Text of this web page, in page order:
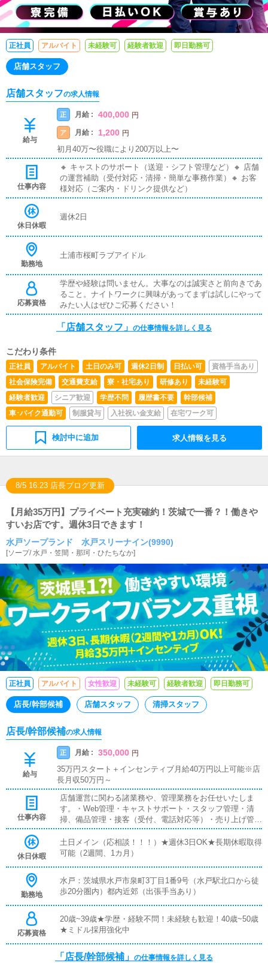
正社員 アルバイト 未経験可 経験者歓迎 即日勤務可
店舗スタッフ
店舗スタッフの求人情報
給与
正 月給 : 400,000 円
ア 月給 : 1,200 円
初月40万〜役職により200万以上〜
仕事内容
🔸 キャストのサポート（送迎・シフト管理など）🔸 店舗
の運営補助（受付対応・清掃・簡単な事務作業）🔸 お客
様対応（ご案内・ドリンク提供など）
休日休暇
週休2日
勤務地
土浦市桜町ラブアイドル
応募資格
学歴や経験は問いません。大事なのは誠実さと前向きであ
ること。ナイトワークに興味があってまずは試しにやって
みたい人はぜひご応募ください！
「店舗スタッフ」 の仕事情報を詳しく見る
こだわり条件
正社員 アルバイト 土日のみ可 週休2日制 日払い可
資格手当あり
社会保険完備
交通費支給 寮・社宅あり 研修あり
未経験可
経験者歓迎
シニア歓迎 学歴不問 履歴書不要
幹部候補
車･バイク通勤可
制服貸与 入社祝い金支給 在宅ワーク可
検討中に追加 求人情報を見る
8/5 16:23 店長ブログ更新
【月給35万円】プライベート充実確約！茨城で一番？！働きや
すいお店です。週休3日できます！
水戸ソープランド 水戸スリーナイン(9990)
[ソープ/水戸・笠間・那珂・ひたちなか]
正社員 アルバイト 女性歓迎 未経験可 経験者歓迎 即日勤務可
店長/幹部候補 店舗スタッフ 清掃スタッフ
店長/幹部候補の求人情報
給与
正 月給 : 350,000 円
35万円スタート＋インセンティブ月給40万円以上可能※店
長月収50万円～
仕事内容
店舗運営に関わる諸業務や、管理業務をお任せいたしま
す。・Web管理・キャストサポート・スタッフ管理・清
掃、備品管理・接客（受付、電話対応等）・売り上げ管理
などなど…★学歴・経験不問！未経験も歓迎！
休日休暇
土日メイン（応相談！！！）★週休3日OK★長期休暇取得
可能（2週間、1カ月）
勤務地
水戸：茨城県水戸市泉町3丁目1番9号（水戸駅北口から徒
歩20分圏内）都内近郊（出張手当あり）
応募資格
20歳~39歳★学歴・経験不問！未経験も歓迎！40歳~50歳
★ミドル採用強化中
「店長/幹部候補」 の仕事情報を詳しく見る